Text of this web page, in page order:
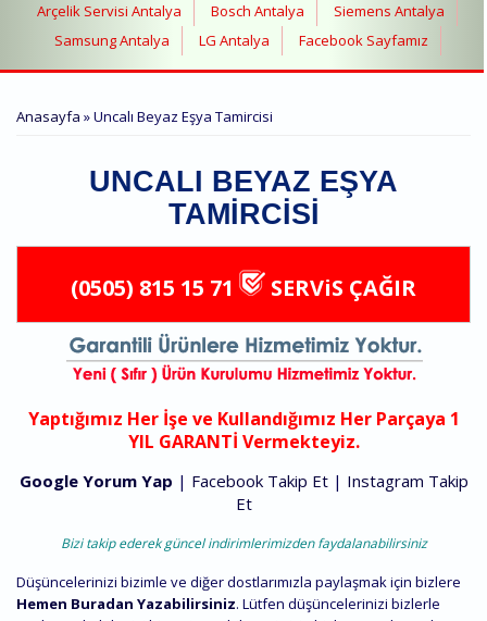
Arçelik Servisi Antalya Bosch Antalya
Siemens Antalya
Samsung Antalya
LG Antalya Facebook Sayfamız
BURADASINIZ
Anasayfa » Uncalı Beyaz Eşya Tamircisi
UNCALI BEYAZ EŞYA
TAMIRCISI
(0505) 815 15 71 SERViS ÇAĞIR
Yaptığımız Her İşe ve Kullandığımız Her Parçaya 1
YIL GARANTİ Vermekteyiz.
Google Yorum Yap | Facebook Takip Et| Instagram Takip
Et
Bizi takip ederek güncel indirimlerimizden faydalanabilirsiniz
Düşüncelerinizi bizimle ve diğer dostlarımızla paylaşmak için bizlere
Hemen Buradan Yazabilirsiniz. Lütfen düşüncelerinizi bizlerle